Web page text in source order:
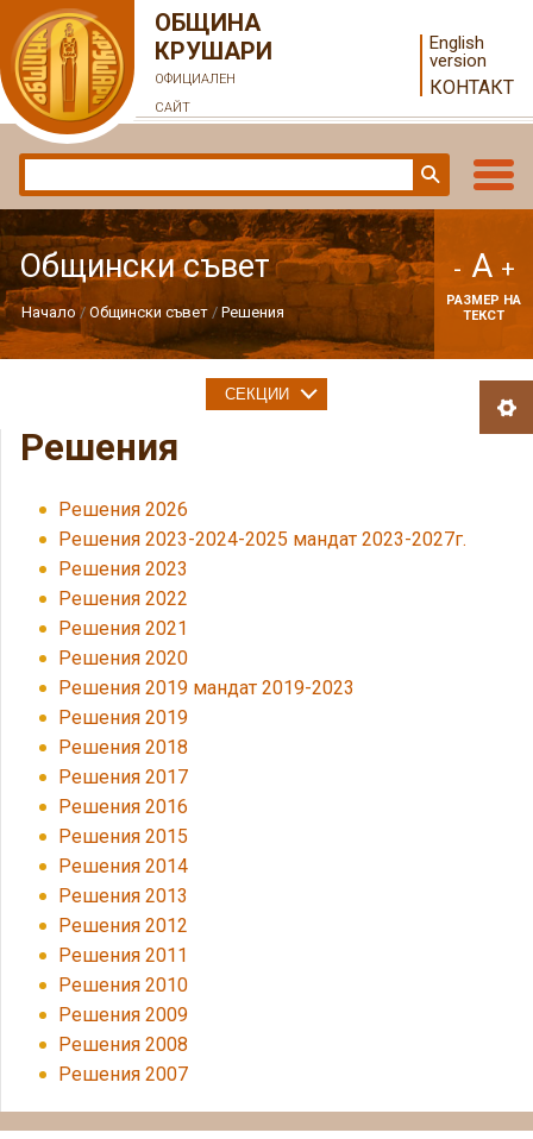
ОБЩИНА
КРУШАРИ
ОФИЦИАЛЕН
САЙТ
English
version
КОНТАКТ
Общински съвет
Начало Общински съвет Решения
- A +
РАЗМЕР НА
ТЕКСТ
Решения
Решения 2026
Решения 2023-2024-2025 мандат 2023-2027г.
Решения 2023
Решения 2022
Решения 2021
Решения 2020
Решения 2019 мандат 2019-2023
Решения 2019
Решения 2018
Решения 2017
Решения 2016
Решения 2015
Решения 2014
Решения 2013
Решения 2012
Решения 2011
Решения 2010
Решения 2009
Решения 2008
Решения 2007
СЕКЦИИ